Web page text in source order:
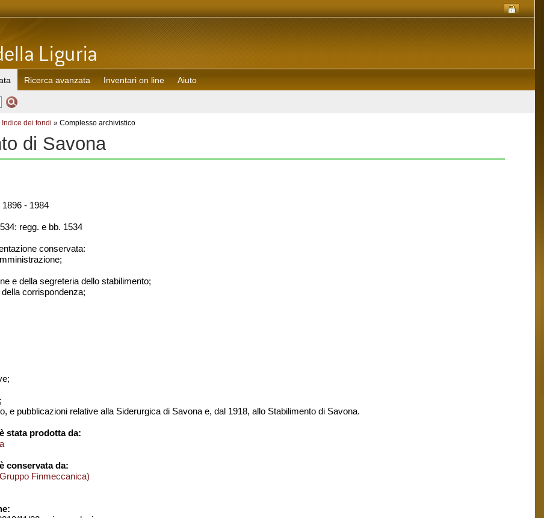
Ricerca avanzata Inventari on line Aiuto
Indice dei fondi » Complesso archivistico
di Savona
1896 - 1984
regg. e bb. 1534
conservata:
e della segreteria dello stabilimento;
corrispondenza;
e pubblicazioni relative alla Siderurgica di Savona e, dal 1918, allo Stabilimento di Savona.
stata prodotta da:
conservata da:
Finmeccanica)